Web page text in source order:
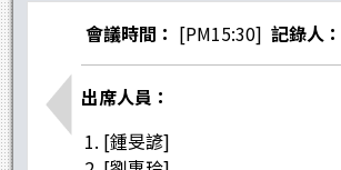
會議時間： [PM15:30] 記錄人：
出席人員：
[鍾旻諺]